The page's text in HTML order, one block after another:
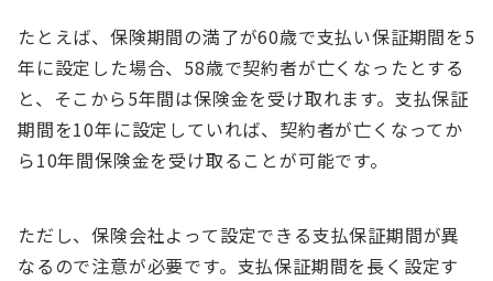
たとえば、保険期間の満了が60歳で支払い保証期間を5
年に設定した場合、58歳で契約者が亡くなったとする
と、そこから5年間は保険金を受け取れます。支払保証
期間を10年に設定していれば、契約者が亡くなってか
ら10年間保険金を受け取ることが可能です。
ただし、保険会社よって設定できる支払保証期間が異
なるので注意が必要です。支払保証期間を長く設定す